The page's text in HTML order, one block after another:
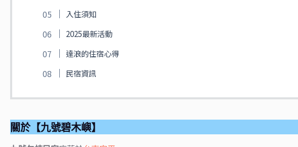
入住須知
2025最新活動
達浪的住宿心得
民宿資訊
關於【九號碧木嶼】